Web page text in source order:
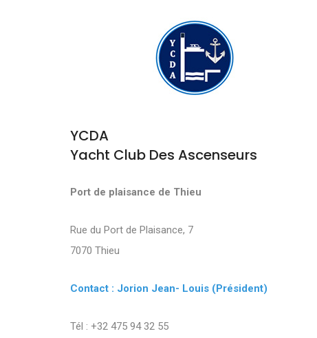
YCDA
Yacht Club Des Ascenseurs
Port de plaisance de Thieu
Rue du Port de Plaisance, 7
7070 Thieu
Contact : Jorion Jean- Louis (Président)
Tél : +32 475 94 32 55